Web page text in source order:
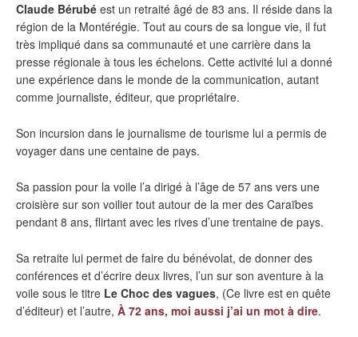
Claude Bérubé est un retraité âgé de 83 ans. Il réside dans la
région de la Montérégie. Tout au cours de sa longue vie, il fut
très impliqué dans sa communauté et une carrière dans la
presse régionale à tous les échelons. Cette activité lui a donné
une expérience dans le monde de la communication, autant
comme journaliste, éditeur, que propriétaire.
Son incursion dans le journalisme de tourisme lui a permis de
voyager dans une centaine de pays.
Sa passion pour la voile l’a dirigé à l’âge de 57 ans vers une
croisière sur son voilier tout autour de la mer des Caraïbes
pendant 8 ans, flirtant avec les rives d’une trentaine de pays.
Sa retraite lui permet de faire du bénévolat, de donner des
conférences et d’écrire deux livres, l’un sur son aventure à la
voile sous le titre Le Choc des vagues, (Ce livre est en quête
d’éditeur) et l’autre, À 72 ans, moi aussi j’ai un mot à dire.